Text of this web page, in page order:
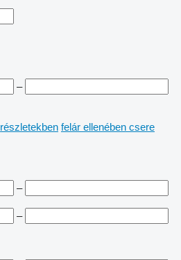
–
részletekben felár ellenében csere
–
–